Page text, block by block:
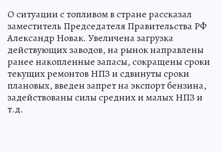
О ситуации с топливом в стране рассказал
заместитель Председателя Правительства РФ
Александр Новак. Увеличена загрузка
действующих заводов, на рынок направлены
ранее накопленные запасы, сокращены сроки
текущих ремонтов НПЗ и сдвинуты сроки
плановых, введен запрет на экспорт бензина,
задействованы силы средних и малых НПЗ и
т.д.